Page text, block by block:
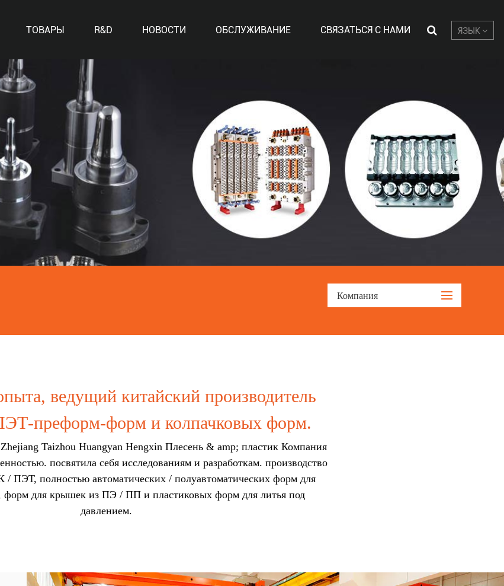
ТОВАРЫ R&D НОВОСТИ ОБСЛУЖИВАНИЕ СВЯЗАТЬСЯ С НАМИ ЯЗЫК
Компания
ведущий китайский производитель
преформ-форм и колпачковых форм.
Taizhou Huangyan Hengxin Плесень & amp; пластик Компания
посвятила себя исследованиям и разработкам. производство
ПЭТ, полностью автоматических / полуавтоматических форм для
форм для крышек из ПЭ / ПП и пластиковых форм для литья под
давлением.